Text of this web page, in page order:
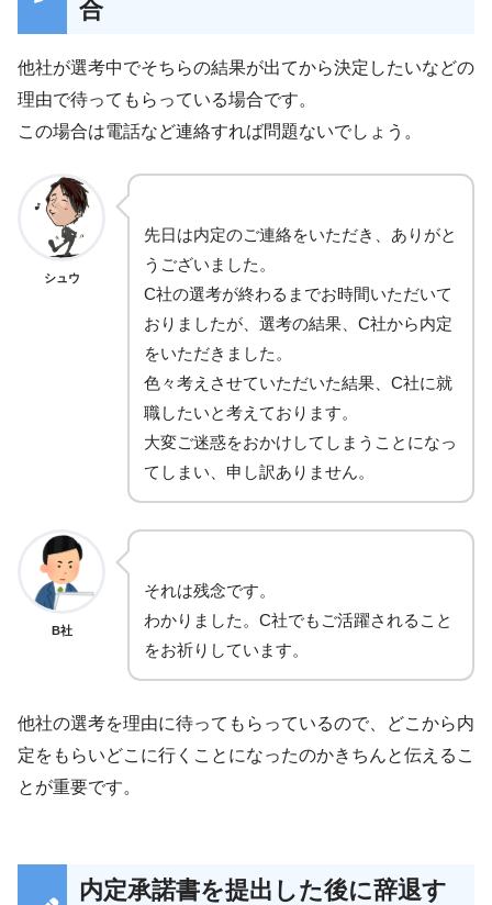
合
他社が選考中でそちらの結果が出てから決定したいなどの
理由で待ってもらっている場合です。
この場合は電話など連絡すれば問題ないでしょう。
シュウ
先日は内定のご連絡をいただき、ありがと
うございました。
C社の選考が終わるまでお時間いただいて
おりましたが、選考の結果、C社から内定
をいただきました。
色々考えさせていただいた結果、C社に就
職したいと考えております。
大変ご迷惑をおかけしてしまうことになっ
てしまい、申し訳ありません。
B社
それは残念です。
わかりました。C社でもご活躍されること
をお祈りしています。
他社の選考を理由に待ってもらっているので、どこから内
定をもらいどこに行くことになったのかきちんと伝えるこ
とが重要です。
内定承諾書を提出した後に辞退す